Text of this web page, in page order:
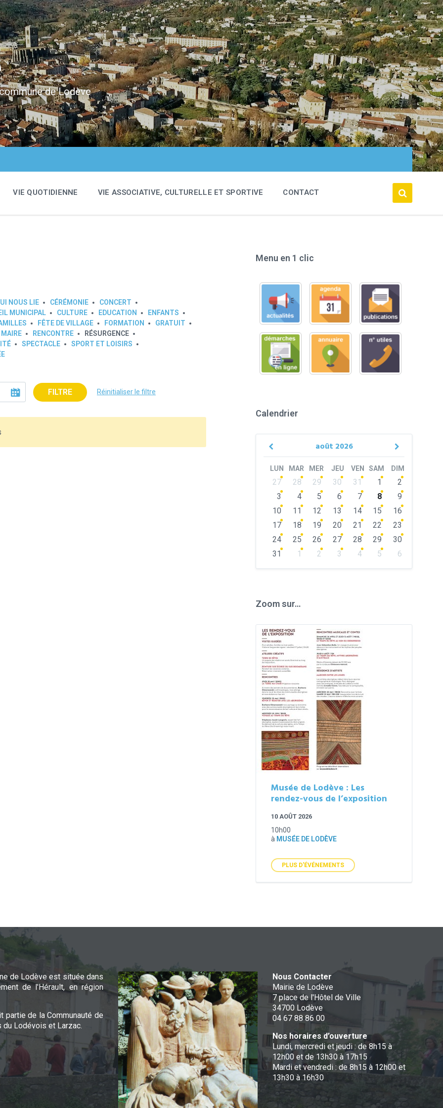
de Lodève
VIE QUOTIDIENNE VIE ASSOCIATIVE, CULTURELLE ET SPORTIVE CONTACT
NOUS LIE CÉRÉMONIE
CONCERT
MUNICIPAL CULTURE EDUCATION
ENFANTS
FÊTE DE VILLAGE FORMATION
GRATUIT
MAIRE RENCONTRE
RÉSURGENCE
SPECTACLE
SPORT ET LOISIRS
FILTRE Réinitialiser le filtre
Menu en 1 clic
Calendrier
août 2026
Previous
Next
LUN MAR MER JEU VEN SAM DIM
Skip
calendar
days
27 28 29 30 31 1
2
3
4 5 6 7 8
9
10
11 12 13 14 15
16
17
18 19 20 21 22
23
24
25 26 27 28 29
30
31
1 2 3 4 5
6
Zoom sur…
Musée de Lodève : Les
rendez-vous de l’exposition
10 AOÛT 2026
10h00
à MUSÉE DE LODÈVE
PLUS D'ÉVÉNEMENTS
de Lodève est située dans
de l'Hérault, en région
partie de la Communauté de
du Lodévois et Larzac.
Nous Contacter
Mairie de Lodève
7 place de l'Hôtel de Ville
34700 Lodève
04 67 88 86 00
Nos horaires d’ouverture
Lundi, mercredi et jeudi : de 8h15 à
12h00 et de 13h30 à 17h15
Mardi et vendredi : de 8h15 à 12h00 et
13h30 à 16h30